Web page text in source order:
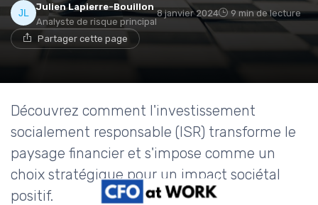
Julien Lapierre-Bouillon
Analyste de risque principal
8 janvier 2024 9 min de lecture
Partager cette page
Découvrez comment l'investissement
socialement responsable (ISR) transforme le
paysage financier et s'impose comme un
choix stratégique pour un impact sociétal
positif.